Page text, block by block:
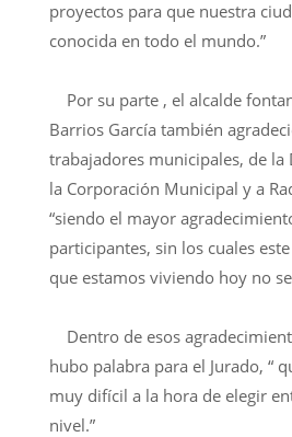
proyectos para que nuestra
conocida en todo el mundo.”
Por su parte , el alcalde
Barrios García también
trabajadores municipales, de la
la Corporación Municipal y a
“siendo el mayor
participantes, sin los cuales
que estamos viviendo hoy no
Dentro de esos
hubo palabra para el Jurado, “
muy difícil a la hora de elegir
nivel.”